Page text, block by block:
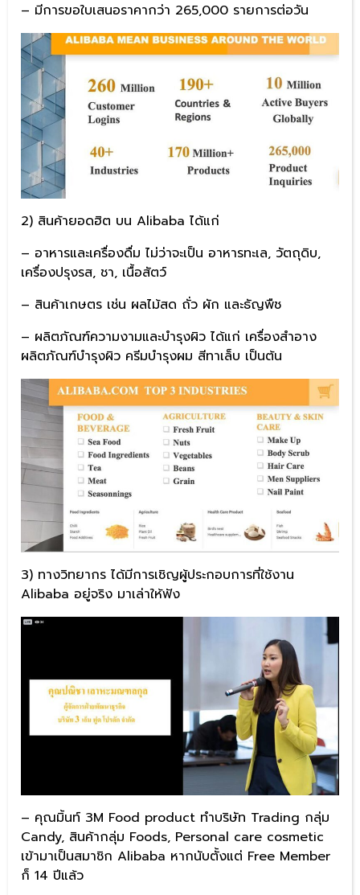
– มีการขอใบเสนอราคากว่า 265,000 รายการต่อวัน
2) สินค้ายอดฮิต บน Alibaba ได้แก่
– อาหารและเครื่องดื่ม ไม่ว่าจะเป็น อาหารทะเล, วัตถุดิบ,
เครื่องปรุงรส, ชา, เนื้อสัตว์
– สินค้าเกษตร เช่น ผลไม้สด ถั่ว ผัก และธัญพืช
– ผลิตภัณฑ์ความงามและบำรุงผิว ได้แก่ เครื่องสำอาง
ผลิตภัณฑ์บำรุงผิว ครีมบำรุงผม สีทาเล็บ เป็นต้น
3) ทางวิทยากร ได้มีการเชิญผู้ประกอบการที่ใช้งาน
Alibaba อยู่จริง มาเล่าให้ฟัง
– คุณมิ้นท์ 3M Food product ทำบริษัท Trading กลุ่ม
Candy, สินค้ากลุ่ม Foods, Personal care cosmetic
เข้ามาเป็นสมาชิก Alibaba หากนับตั้งแต่ Free Member
ก็ 14 ปีแล้ว